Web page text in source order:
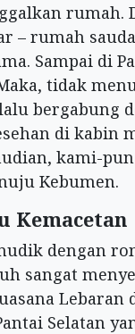
rumah.
– rumah
Sampai di
tidak
bergabung
di kabin
kami-
Kebumen.
Kemacetan
dengan
sangat
Lebaran
Selatan